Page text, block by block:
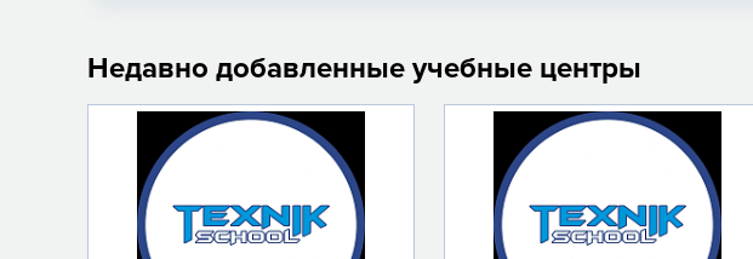
Недавно добавленные учебные центры